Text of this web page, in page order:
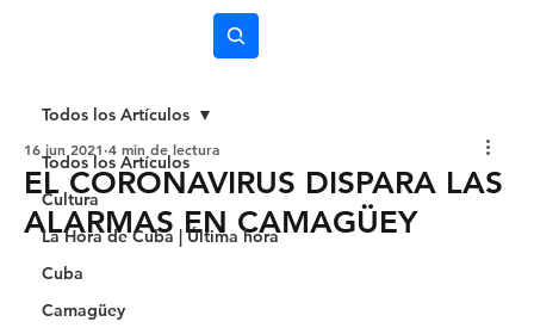
Todos los Artículos
Cultura
La Hora de Cuba | Última hora
Cuba
Camagüey
Todos los Artículos
EL CORONAVIRUS DISPARA LAS
ALARMAS EN CAMAGÜEY
16 jun 2021 4 min de lectura